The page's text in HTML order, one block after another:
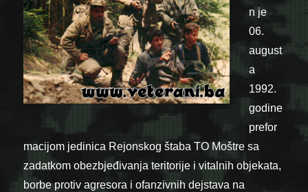
n je
06.
august
a
1992.
godine
prefor
macijom jedinica Rejonskog štaba TO Moštre sa
zadatkom obezbjeđivanja teritorije i vitalnih objekata,
borbe protiv agresora i ofanzivnih dejstava na